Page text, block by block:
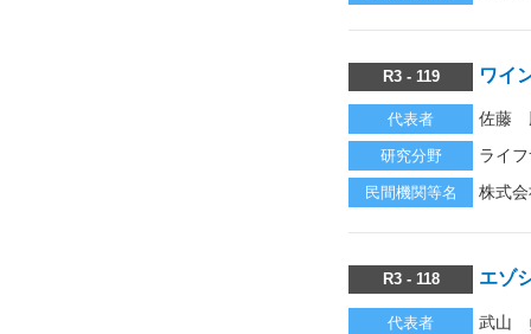
R3 - 119 ワイ
代表者 佐藤
研究分野 ライ
民間機関等名 株式
R3 - 118 エゾ
代表者 武山